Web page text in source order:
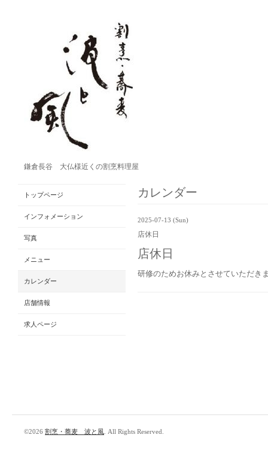
鎌倉長谷 大仏様近くの割烹料理屋
カレンダー
2025-07-13 (Sun)
店休日
店休日
研修のためお休みとさせていただき
トップページ
インフォメーション
写真
メニュー
カレンダー
店舗情報
求人ページ
©2026 割烹・蕎麦 波と風 . All Rights Reserved.